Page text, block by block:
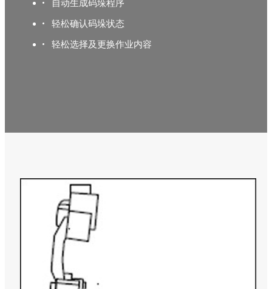
自动生成码垛程序
轻松确认码垛状态
轻松选择及更换作业内容